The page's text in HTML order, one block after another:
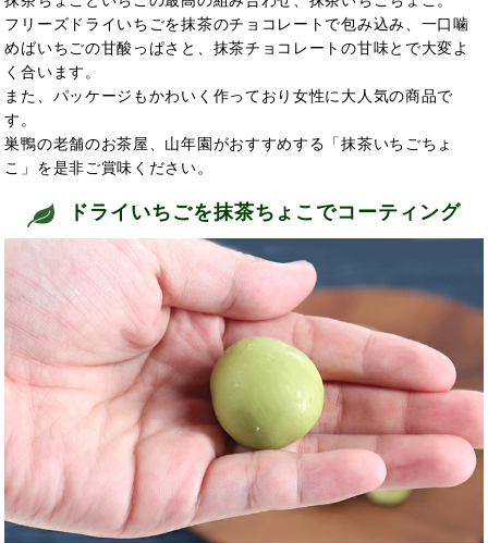
フリーズドライいちごを抹茶のチョコレートで包み込み、一口噛
めばいちごの甘酸っぱさと、抹茶チョコレートの甘味とで大変よ
く合います。
また、パッケージもかわいく作っており女性に大人気の商品で
す。
巣鴨の老舗のお茶屋、山年園がおすすめする「抹茶いちごちょ
こ」を是非ご賞味ください。
ドライいちごを抹茶ちょこでコーティング